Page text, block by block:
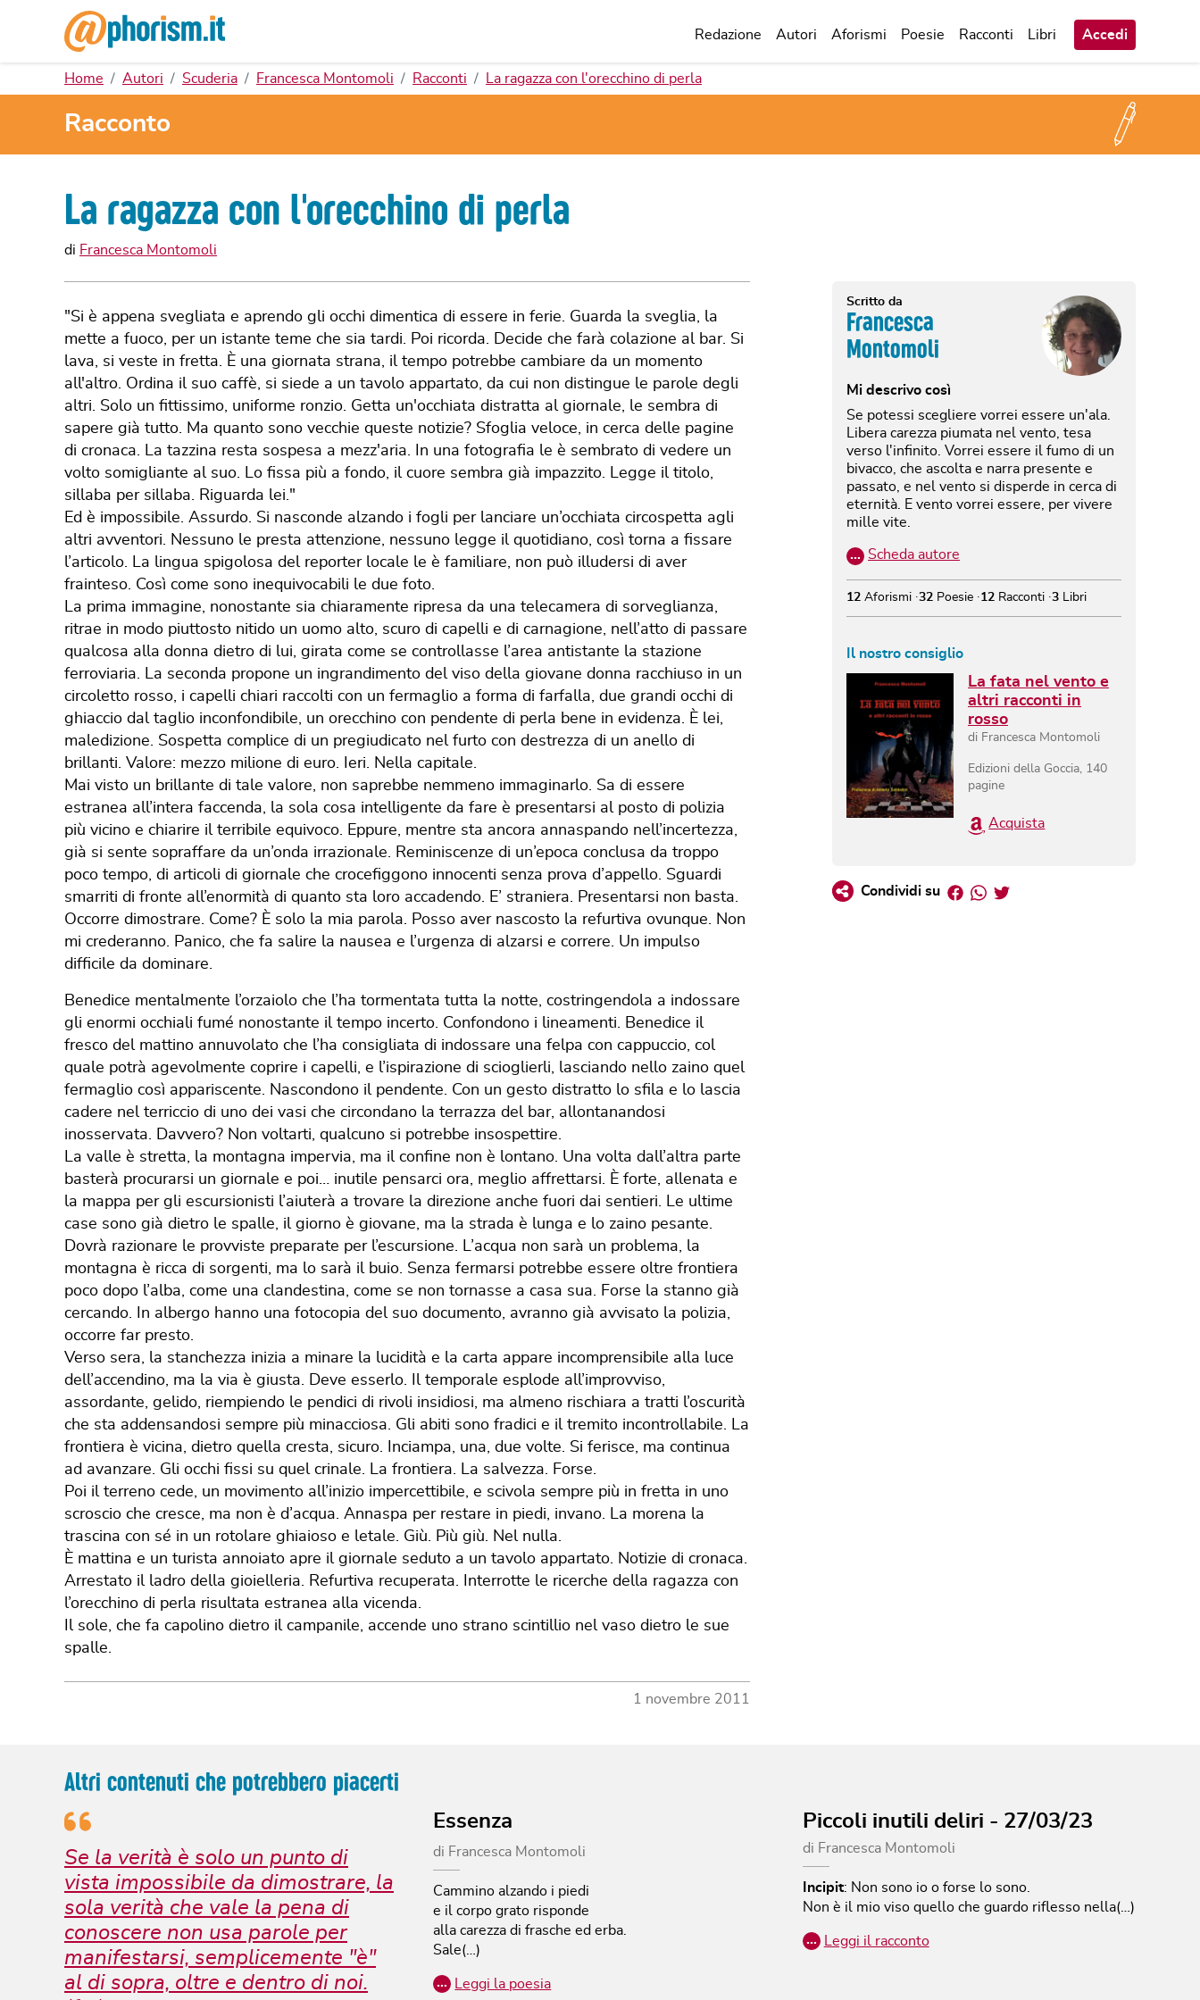
Redazione Autori Aforismi Poesie Racconti Libri Accedi
Home Autori Scuderia Francesca Montomoli Racconti La ragazza con l'orecchino di perla
Racconto
La ragazza con l'orecchino di perla
di Francesca Montomoli
"Si è appena svegliata e aprendo gli occhi dimentica di essere in ferie. Guarda la sveglia, la
mette a fuoco, per un istante teme che sia tardi. Poi ricorda. Decide che farà colazione al bar. Si
lava, si veste in fretta. È una giornata strana, il tempo potrebbe cambiare da un momento
all'altro. Ordina il suo caffè, si siede a un tavolo appartato, da cui non distingue le parole degli
altri. Solo un fittissimo, uniforme ronzio. Getta un'occhiata distratta al giornale, le sembra di
sapere già tutto. Ma quanto sono vecchie queste notizie? Sfoglia veloce, in cerca delle pagine
di cronaca. La tazzina resta sospesa a mezz'aria. In una fotografia le è sembrato di vedere un
volto somigliante al suo. Lo fissa più a fondo, il cuore sembra già impazzito. Legge il titolo,
sillaba per sillaba. Riguarda lei."
Ed è impossibile. Assurdo. Si nasconde alzando i fogli per lanciare un’occhiata circospetta agli
altri avventori. Nessuno le presta attenzione, nessuno legge il quotidiano, così torna a fissare
l’articolo. La lingua spigolosa del reporter locale le è familiare, non può illudersi di aver
frainteso. Così come sono inequivocabili le due foto.
La prima immagine, nonostante sia chiaramente ripresa da una telecamera di sorveglianza,
ritrae in modo piuttosto nitido un uomo alto, scuro di capelli e di carnagione, nell’atto di passare
qualcosa alla donna dietro di lui, girata come se controllasse l’area antistante la stazione
ferroviaria. La seconda propone un ingrandimento del viso della giovane donna racchiuso in un
circoletto rosso, i capelli chiari raccolti con un fermaglio a forma di farfalla, due grandi occhi di
ghiaccio dal taglio inconfondibile, un orecchino con pendente di perla bene in evidenza. È lei,
maledizione. Sospetta complice di un pregiudicato nel furto con destrezza di un anello di
brillanti. Valore: mezzo milione di euro. Ieri. Nella capitale.
Mai visto un brillante di tale valore, non saprebbe nemmeno immaginarlo. Sa di essere
estranea all’intera faccenda, la sola cosa intelligente da fare è presentarsi al posto di polizia
più vicino e chiarire il terribile equivoco. Eppure, mentre sta ancora annaspando nell’incertezza,
già si sente sopraffare da un’onda irrazionale. Reminiscenze di un’epoca conclusa da troppo
poco tempo, di articoli di giornale che crocefiggono innocenti senza prova d’appello. Sguardi
smarriti di fronte all’enormità di quanto sta loro accadendo. E’ straniera. Presentarsi non basta.
Occorre dimostrare. Come? È solo la mia parola. Posso aver nascosto la refurtiva ovunque. Non
mi crederanno. Panico, che fa salire la nausea e l’urgenza di alzarsi e correre. Un impulso
difficile da dominare.
Benedice mentalmente l’orzaiolo che l’ha tormentata tutta la notte, costringendola a indossare
gli enormi occhiali fumé nonostante il tempo incerto. Confondono i lineamenti. Benedice il
fresco del mattino annuvolato che l’ha consigliata di indossare una felpa con cappuccio, col
quale potrà agevolmente coprire i capelli, e l’ispirazione di scioglierli, lasciando nello zaino quel
fermaglio così appariscente. Nascondono il pendente. Con un gesto distratto lo sfila e lo lascia
cadere nel terriccio di uno dei vasi che circondano la terrazza del bar, allontanandosi
inosservata. Davvero? Non voltarti, qualcuno si potrebbe insospettire.
La valle è stretta, la montagna impervia, ma il confine non è lontano. Una volta dall’altra parte
basterà procurarsi un giornale e poi… inutile pensarci ora, meglio affrettarsi. È forte, allenata e
la mappa per gli escursionisti l’aiuterà a trovare la direzione anche fuori dai sentieri. Le ultime
case sono già dietro le spalle, il giorno è giovane, ma la strada è lunga e lo zaino pesante.
Dovrà razionare le provviste preparate per l’escursione. L’acqua non sarà un problema, la
montagna è ricca di sorgenti, ma lo sarà il buio. Senza fermarsi potrebbe essere oltre frontiera
poco dopo l’alba, come una clandestina, come se non tornasse a casa sua. Forse la stanno già
cercando. In albergo hanno una fotocopia del suo documento, avranno già avvisato la polizia,
occorre far presto.
Verso sera, la stanchezza inizia a minare la lucidità e la carta appare incomprensibile alla luce
dell’accendino, ma la via è giusta. Deve esserlo. Il temporale esplode all’improvviso,
assordante, gelido, riempiendo le pendici di rivoli insidiosi, ma almeno rischiara a tratti l’oscurità
che sta addensandosi sempre più minacciosa. Gli abiti sono fradici e il tremito incontrollabile. La
frontiera è vicina, dietro quella cresta, sicuro. Inciampa, una, due volte. Si ferisce, ma continua
ad avanzare. Gli occhi fissi su quel crinale. La frontiera. La salvezza. Forse.
Poi il terreno cede, un movimento all’inizio impercettibile, e scivola sempre più in fretta in uno
scroscio che cresce, ma non è d’acqua. Annaspa per restare in piedi, invano. La morena la
trascina con sé in un rotolare ghiaioso e letale. Giù. Più giù. Nel nulla.
È mattina e un turista annoiato apre il giornale seduto a un tavolo appartato. Notizie di cronaca.
Arrestato il ladro della gioielleria. Refurtiva recuperata. Interrotte le ricerche della ragazza con
l’orecchino di perla risultata estranea alla vicenda.
Il sole, che fa capolino dietro il campanile, accende uno strano scintillio nel vaso dietro le sue
spalle.
1 novembre 2011
Scritto da
Francesca
Montomoli
Mi descrivo così
Se potessi scegliere vorrei essere un'ala.
Libera carezza piumata nel vento, tesa
verso l'infinito. Vorrei essere il fumo di un
bivacco, che ascolta e narra presente e
passato, e nel vento si disperde in cerca di
eternità. E vento vorrei essere, per vivere
mille vite.
… Scheda autore
12 Aforismi 32 Poesie 12 Racconti 3 Libri
Il nostro consiglio
La fata nel vento e
altri racconti in
rosso
di Francesca Montomoli
Edizioni della Goccia
140
pagine
Acquista
Condividi su Facebook
Whatsapp
Twitter
Altri contenuti che potrebbero piacerti
Se la verità è solo un punto di
vista impossibile da dimostrare, la
sola verità che vale la pena di
conoscere non usa parole per
manifestarsi, semplicemente "è"
al di sopra, oltre e dentro di noi.
Essenza
di Francesca Montomoli
Cammino alzando i piedi
e il corpo grato risponde
alla carezza di frasche ed erba.
Sale(…)
… Leggi la poesia
Piccoli inutili deliri - 27/03/23
di Francesca Montomoli
Incipit: Non sono io o forse lo sono.
Non è il mio viso quello che guardo riflesso nella(…)
… Leggi il racconto